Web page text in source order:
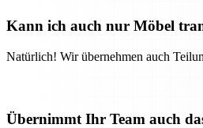
Kann ich auch nur Möbel
Natürlich! Wir übernehmen auch
Übernimmt Ihr Team auch